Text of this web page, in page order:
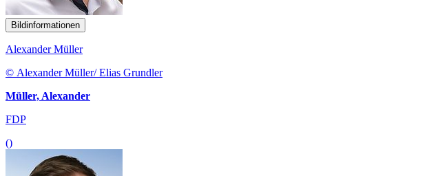
Bildinformationen
Alexander Müller
© Alexander Müller/ Elias Grundler
Müller, Alexander
FDP
()